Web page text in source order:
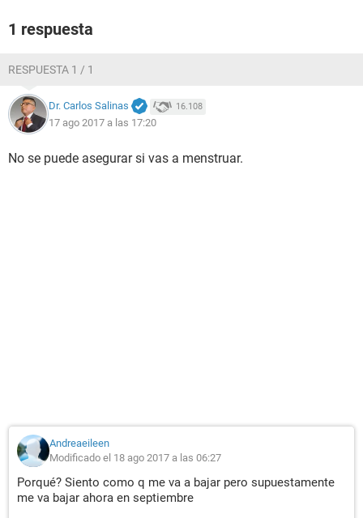
1 respuesta
RESPUESTA 1 / 1
Dr. Carlos Salinas 16.108
17 ago 2017 a las 17:20
No se puede asegurar si vas a menstruar.
Andreaeileen
Modificado el 18 ago 2017 a las 06:27
Porqué? Siento como q me va a bajar pero supuestamente
me va bajar ahora en septiembre